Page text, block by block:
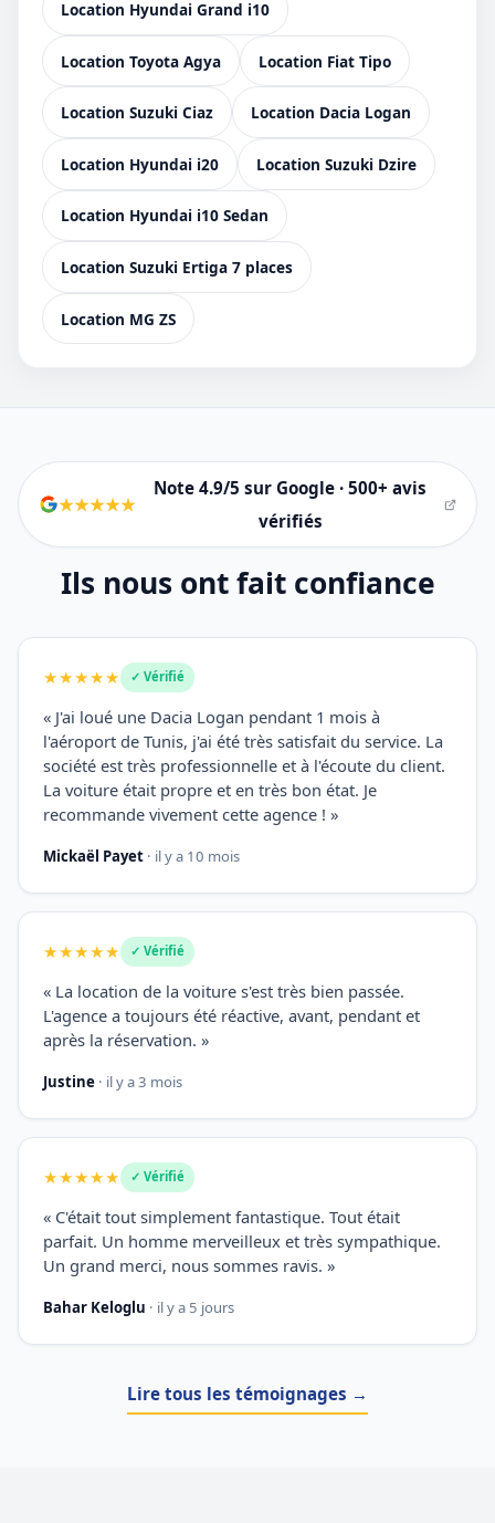
Location Hyundai Grand i10
Location Toyota Agya Location Fiat Tipo
Location Suzuki Ciaz Location Dacia Logan
Location Hyundai i20 Location Suzuki Dzire
Location Hyundai i10 Sedan
Location Suzuki Ertiga 7 places
Location MG ZS
★★★★★
Note 4.9/5 sur Google · 500+ avis
vérifiés
Ils nous ont fait confiance
★★★★★ ✓ Vérifié
« J'ai loué une Dacia Logan pendant 1 mois à
l'aéroport de Tunis, j'ai été très satisfait du service. La
société est très professionnelle et à l'écoute du client.
La voiture était propre et en très bon état. Je
recommande vivement cette agence ! »
Mickaël Payet · il y a 10 mois
★★★★★ ✓ Vérifié
« La location de la voiture s'est très bien passée.
L'agence a toujours été réactive, avant, pendant et
après la réservation. »
Justine · il y a 3 mois
★★★★★ ✓ Vérifié
« C'était tout simplement fantastique. Tout était
parfait. Un homme merveilleux et très sympathique.
Un grand merci, nous sommes ravis. »
Bahar Keloglu · il y a 5 jours
Lire tous les témoignages →